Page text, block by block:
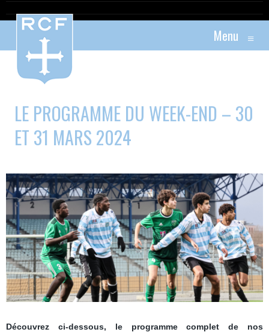
Menu ≡
LE PROGRAMME DU WEEK-END – 30
ET 31 MARS 2024
Découvrez ci-dessous, le programme complet de nos